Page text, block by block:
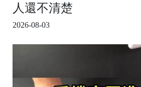
人還不清楚
2026-08-03